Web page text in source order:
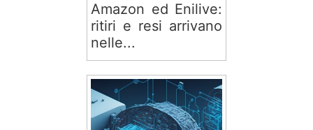
Amazon ed Enilive:
ritiri e resi arrivano
nelle...